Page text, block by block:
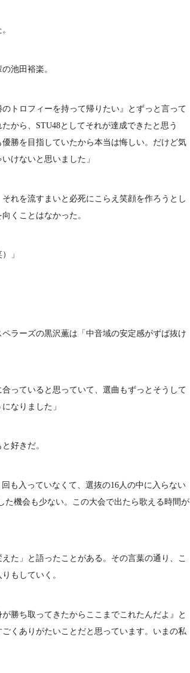
池田裕楽。
トロフィーを持って帰りたい』とずっと言って
から、STU48としてそれが達成できたと思う
勝を目指していたから本当は悔しい。だけど気
けないと思いました」
れを流すまいと必死にこらえ笑顔を作ろうとし
くことはなかった。
」
ラーズの黒沢薫は「中音域の安定感がずば抜け
っていると思っていて、選曲もずっとそうして
なりました」
好きだ。
も入っていなくて、選抜の16人の中に入らない
た機会も少ない。この大会で出たら歌える時間が
た」と語ったことがある。その言葉の通り、こ
もしていく。
勝ち取ってきたからここまでこれたんだよ』と
くありがたいことだと思っています。いまの私